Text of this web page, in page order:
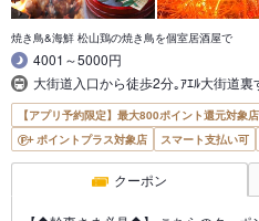
焼き鳥&海鮮 松山鶏の焼き鳥を個室居酒屋で
4001～5000円
大街道入口から徒歩2分｡ｱｴﾙ大街道裏
【アプリ予約限定】最大800ポイント還元対象店
ポイントプラス対象店
スマート支払い可
クーポン